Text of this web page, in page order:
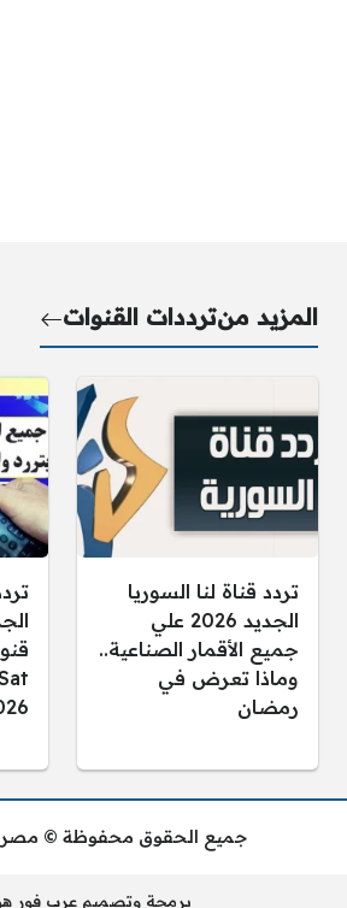
المزيد منترددات القنوات
تردد قناة لنا السوريا
الجديد 2026 علي
جميع الأقمار الصناعية..
وماذا تعرض في
رمضان
جميع الحقوق محفوظة © مصر
برمجة وتصميم عرب فور